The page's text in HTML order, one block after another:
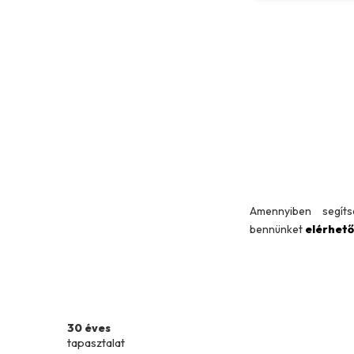
Amennyiben
bennünket
30 éves
tapasztalat